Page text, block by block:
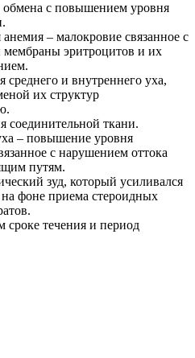
с повышением уровня
– малокровие связанное с
мембраны эритроцитов и их
среднего и внутреннего уха,
их структур
соединительной ткани.
– повышение уровня
с нарушением оттока
путям.
зуд, который усиливался
фоне приема стероидных
сроке течения и период